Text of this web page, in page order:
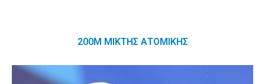
200Μ ΜΙΚΤΉΣ ΑΤΟΜΙΚΉΣ